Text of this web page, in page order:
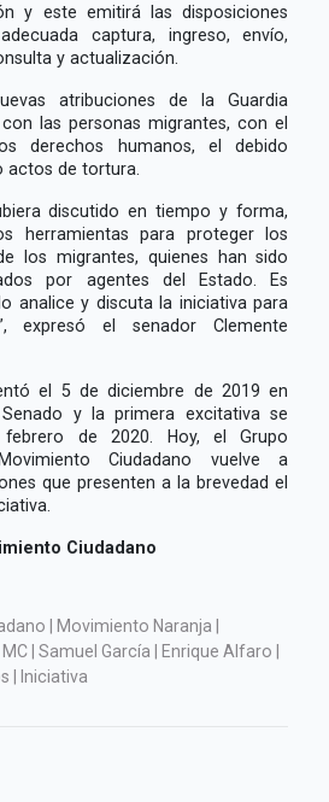
y este emitirá las disposiciones
captura, ingreso, envío,
y actualización.
atribuciones de la Guardia
las personas migrantes, con el
derechos humanos, el debido
actos de tortura.
discutido en tiempo y forma,
herramientas para proteger los
los migrantes, quienes han sido
por agentes del Estado. Es
analice y discuta la iniciativa para
expresó el senador Clemente
el 5 de diciembre de 2019 en
y la primera excitativa se
de 2020. Hoy, el Grupo
Ciudadano vuelve a
que presenten a la brevedad el
Ciudadano
| Movimiento Naranja |
| Samuel García | Enrique Alfaro |
| Iniciativa